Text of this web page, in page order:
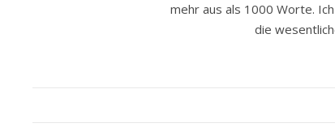
mehr aus als 1000 Worte.
die